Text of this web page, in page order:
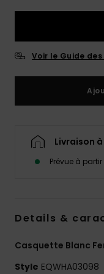
Voir le Guide
Livraison
Prévue à
Details &
Casquette Blanc
Style EQWHA03098